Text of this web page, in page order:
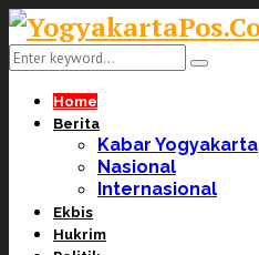
Search
for:
Search
Home
Berita
Kabar Yogyakarta
Nasional
Internasional
Ekbis
Hukrim